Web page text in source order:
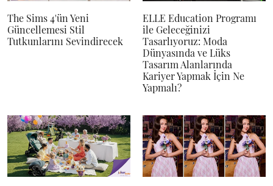
The Sims 4'ün Yeni
Güncellemesi Stil
Tutkunlarını Sevindirecek
ELLE Education Programı
ile Geleceğinizi
Tasarlıyoruz: Moda
Dünyasında ve Lüks
Tasarım Alanlarında
Kariyer Yapmak İçin Ne
Yapmalı?